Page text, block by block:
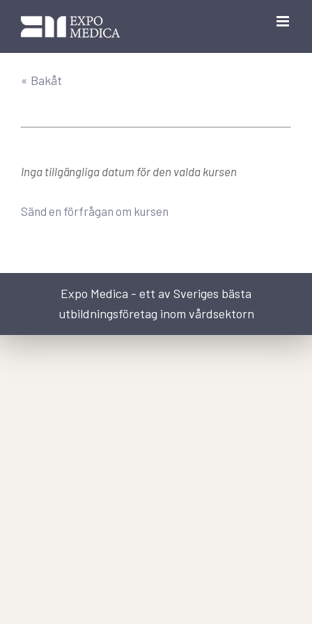
innehållet
« Bakåt
Inga tillgängliga datum för den valda kursen
Sänd en förfrågan om kursen
Expo Medica - ett av Sveriges bästa
utbildningsföretag inom vårdsektorn